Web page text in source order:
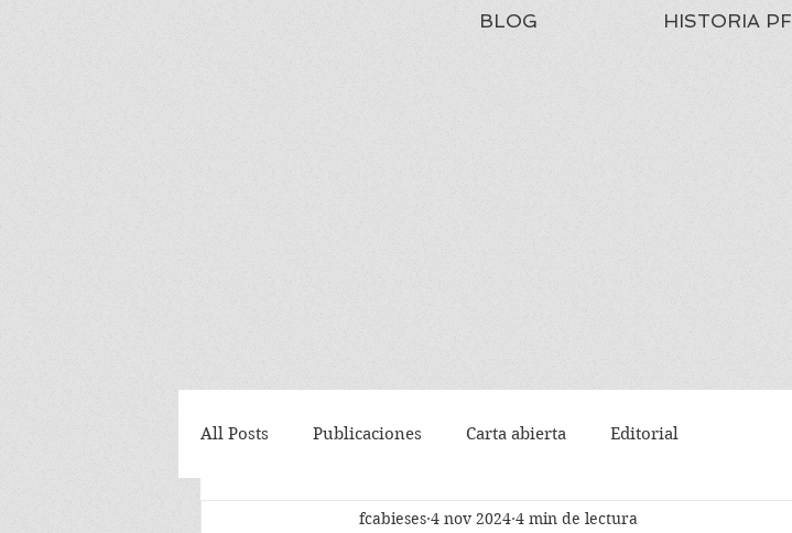
BLOG HISTORIA PF
All Posts Publicaciones Carta abierta Editorial
fcabieses 4 nov 2024 4 min de lectura